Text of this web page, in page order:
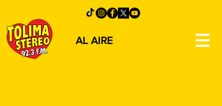
AL AIRE